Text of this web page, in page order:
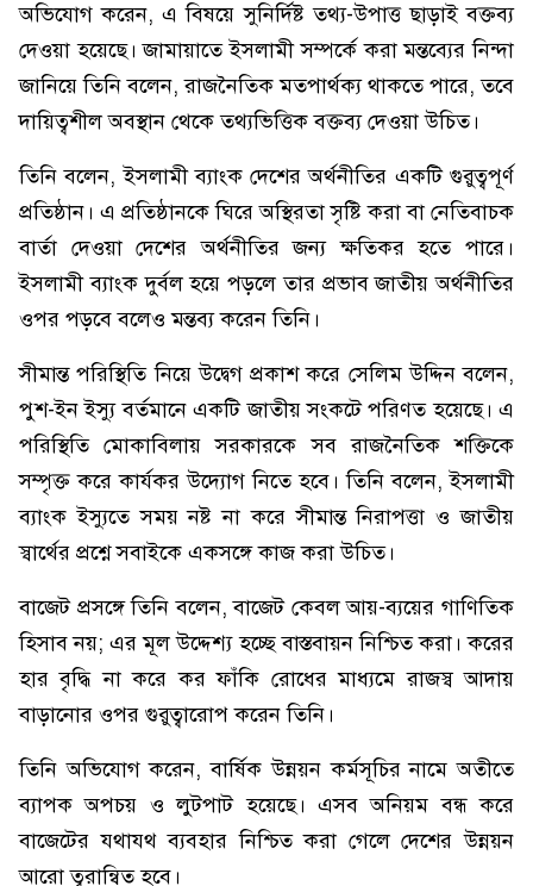
অভিযোগ করেন, এ বিষয়ে সুনির্দিষ্ট তথ্য-উপাত্ত ছাড়াই বক্তব্য
দেওয়া হয়েছে। জামায়াতে ইসলামী সম্পর্কে করা মন্তব্যের নিন্দা
জানিয়ে তিনি বলেন, রাজনৈতিক মতপার্থক্য থাকতে পারে, তবে
দায়িত্বশীল অবস্থান থেকে তথ্যভিত্তিক বক্তব্য দেওয়া উচিত।
তিনি বলেন, ইসলামী ব্যাংক দেশের অর্থনীতির একটি গুরুত্বপূর্ণ
প্রতিষ্ঠান। এ প্রতিষ্ঠানকে ঘিরে অস্থিরতা সৃষ্টি করা বা নেতিবাচক
বার্তা দেওয়া দেশের অর্থনীতির জন্য ক্ষতিকর হতে পারে।
ইসলামী ব্যাংক দুর্বল হয়ে পড়লে তার প্রভাব জাতীয় অর্থনীতির
ওপর পড়বে বলেও মন্তব্য করেন তিনি।
সীমান্ত পরিস্থিতি নিয়ে উদ্বেগ প্রকাশ করে সেলিম উদ্দিন বলেন,
পুশ-ইন ইস্যু বর্তমানে একটি জাতীয় সংকটে পরিণত হয়েছে। এ
পরিস্থিতি মোকাবিলায় সরকারকে সব রাজনৈতিক শক্তিকে
সম্পৃক্ত করে কার্যকর উদ্যোগ নিতে হবে। তিনি বলেন, ইসলামী
ব্যাংক ইস্যুতে সময় নষ্ট না করে সীমান্ত নিরাপত্তা ও জাতীয়
স্বার্থের প্রশ্নে সবাইকে একসঙ্গে কাজ করা উচিত।
বাজেট প্রসঙ্গে তিনি বলেন, বাজেট কেবল আয়-ব্যয়ের গাণিতিক
হিসাব নয়; এর মূল উদ্দেশ্য হচ্ছে বাস্তবায়ন নিশ্চিত করা। করের
হার বৃদ্ধি না করে কর ফাঁকি রোধের মাধ্যমে রাজস্ব আদায়
বাড়ানোর ওপর গুরুত্বারোপ করেন তিনি।
তিনি অভিযোগ করেন, বার্ষিক উন্নয়ন কর্মসূচির নামে অতীতে
ব্যাপক অপচয় ও লুটপাট হয়েছে। এসব অনিয়ম বন্ধ করে
বাজেটের যথাযথ ব্যবহার নিশ্চিত করা গেলে দেশের উন্নয়ন
আরো ত্বরান্বিত হবে।